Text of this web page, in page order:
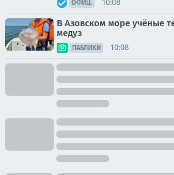
ОФИЦ. 10:08
В Азовском море учёные
медуз
ПАБЛИКИ 10:08